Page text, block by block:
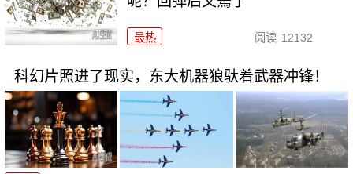
最热 阅读 12132
科幻片照进了现实，东大机器狼驮着武器冲锋！